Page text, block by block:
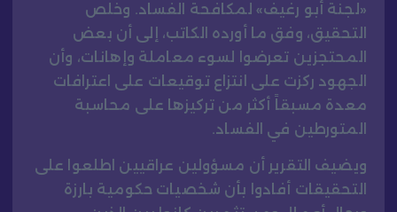
«لجنة أبو رغيف» لمكافحة الفساد. وخلص
التحقيق، وفق ما أورده الكاتب، إلى أن بعض
المحتجزين تعرضوا لسوء معاملة وإهانات، وأن
الجهود ركزت على انتزاع توقيعات على اعترافات
معدة مسبقاً أكثر من تركيزها على محاسبة
المتورطين في الفساد.
ويضيف التقرير أن مسؤولين عراقيين اطلعوا على
التحقيقات أفادوا بأن شخصيات حكومية بارزة